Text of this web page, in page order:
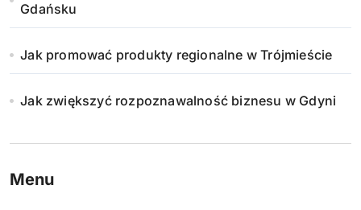
Gdańsku
Jak promować produkty regionalne w Trójmieście
Jak zwiększyć rozpoznawalność biznesu w Gdyni
Menu